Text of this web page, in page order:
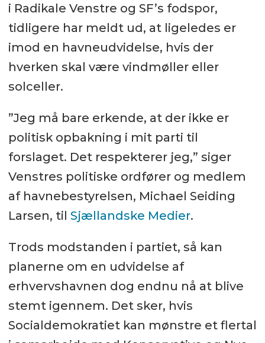
i Radikale Venstre og SF’s fodspor,
tidligere har meldt ud, at ligeledes er
imod en havneudvidelse, hvis der
hverken skal være vindmøller eller
solceller.
”Jeg må bare erkende, at der ikke er
politisk opbakning i mit parti til
forslaget. Det respekterer jeg,” siger
Venstres politiske ordfører og medlem
af havnebestyrelsen, Michael Seiding
Larsen, til Sjællandske Medier.
Trods modstanden i partiet, så kan
planerne om en udvidelse af
erhvervshavnen dog endnu nå at blive
stemt igennem. Det sker, hvis
Socialdemokratiet kan mønstre et flertal